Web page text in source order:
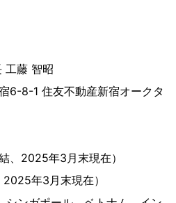
工藤 智昭
6-8-1 住友不動産新宿オークタ
、2025年3月末現在）
年3月末現在）